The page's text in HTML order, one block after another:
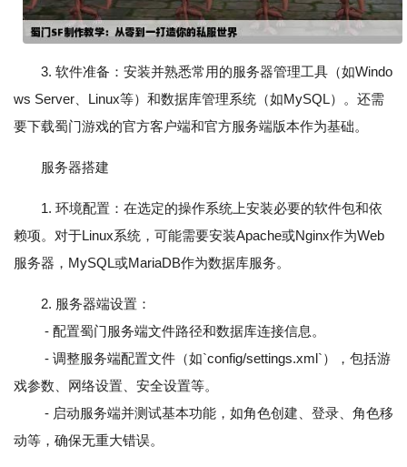
3. 软件准备：安装并熟悉常用的服务器管理工具（如Windo
ws Server、Linux等）和数据库管理系统（如MySQL）。还需
要下载蜀门游戏的官方客户端和官方服务端版本作为基础。
服务器搭建
1. 环境配置：在选定的操作系统上安装必要的软件包和依
赖项。对于Linux系统，可能需要安装Apache或Nginx作为Web
服务器，MySQL或MariaDB作为数据库服务。
2. 服务器端设置：
- 配置蜀门服务端文件路径和数据库连接信息。
- 调整服务端配置文件（如`config/settings.xml`），包括游
戏参数、网络设置、安全设置等。
- 启动服务端并测试基本功能，如角色创建、登录、角色移
动等，确保无重大错误。